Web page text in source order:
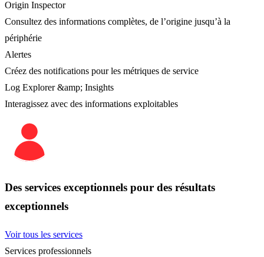
Origin Inspector
Consultez des informations complètes, de l’origine jusqu’à la
périphérie
Alertes
Créez des notifications pour les métriques de service
Log Explorer &amp; Insights
Interagissez avec des informations exploitables
Des services exceptionnels pour des résultats
exceptionnels
Voir tous les services
Services professionnels